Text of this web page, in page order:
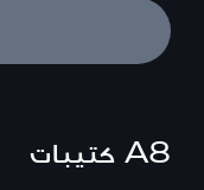
A8 كتيبات A8